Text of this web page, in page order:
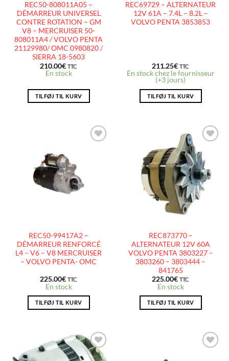
REC50-808011A05 –
DÉMARREUR UNIVERSEL
CONTRE ROTATION – GM
V8 – MERCRUISER 50-
808011A4 / VOLVO PENTA
21129980/ OMC 0980820 /
SIERRA 18-5603
210.00€ TTC
En stock
TILFØJ TIL KURV
REC69729 – ALTERNATEUR
12V 61A – 7.4L – 8.2L –
VOLVO PENTA 3853853
211.25€ TTC
En stock chez le fournisseur
(+3 jours)
TILFØJ TIL KURV
LISTE
D’ENVIES
REC50-99417A2 –
DÉMARREUR RENFORCÉ
L4 – V6 – V8 MERCRUISER
– VOLVO PENTA- OMC
225.00€ TTC
En stock
TILFØJ TIL KURV
AJOUTER
À LA
LISTE
D’ENVIES
REC873770 –
ALTERNATEUR 12V 60A
VOLVO PENTA 3803227 –
3803260 – 3803444 –
841765
225.00€ TTC
En stock
TILFØJ TIL KURV
AJOUTER